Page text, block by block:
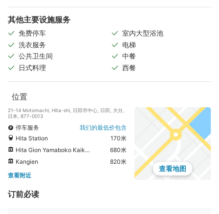
其他主要设施服务
免费停车
室内大型浴池
洗衣服务
电梯
公共卫生间
中餐
日式料理
西餐
位置
21-14 Motomachi, Hita-shi, 日田市中心, 日田, 大分,
日本, 877-0013
停车服务
我们的最低价包含
Hita Station
170米
Hita Gion Yamaboko Kaikan
680米
Kangien
820米
查看附近
查看地图
订前必读